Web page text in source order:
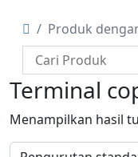
Produk
Terminal
Menampilkan hasil